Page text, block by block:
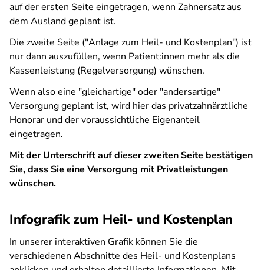
auf der ersten Seite eingetragen, wenn Zahnersatz aus
dem Ausland geplant ist.
Die zweite Seite ("Anlage zum Heil- und Kostenplan") ist
nur dann auszufüllen, wenn Patient:innen mehr als die
Kassenleistung (Regelversorgung) wünschen.
Wenn also eine "gleichartige" oder "andersartige"
Versorgung geplant ist, wird hier das privatzahnärztliche
Honorar und der voraussichtliche Eigenanteil
eingetragen.
Mit der Unterschrift auf dieser zweiten Seite bestätigen
Sie, dass Sie eine Versorgung mit Privatleistungen
wünschen.
Infografik zum Heil- und Kostenplan
In unserer interaktiven Grafik können Sie die
verschiedenen Abschnitte des Heil- und Kostenplans